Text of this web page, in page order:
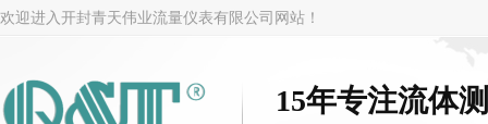
欢迎进入开封青天伟业流量仪表有限公司网站！
15年专注流体